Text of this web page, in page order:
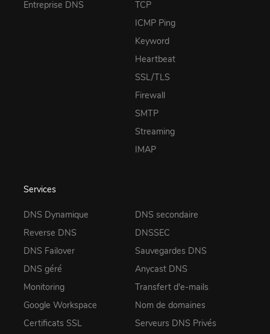
Entreprise DNS
TCP
ICMP Ping
Keyword
Heartbeat
SSL/TLS
Firewall
SMTP
Streaming
IMAP
Services
DNS Dynamique
Reverse DNS
DNS Failover
DNS géré
Monitoring
Google Workspace
Certificats SSL
DNS secondaire
DNSSEC
Sauvegardes DNS
Anycast DNS
Transfert d'e-mails
Nom de domaines
Serveurs DNS Privés